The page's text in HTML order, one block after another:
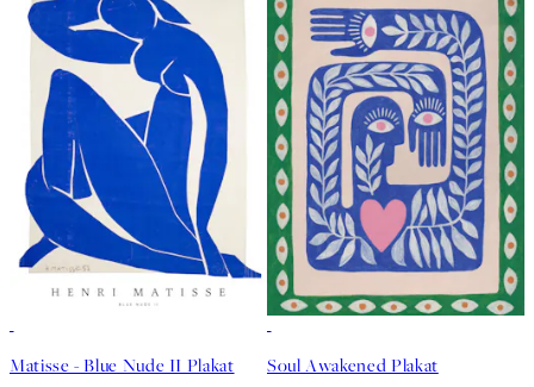
Matisse - Blue Nude II Plakat Soul Awakened Plakat